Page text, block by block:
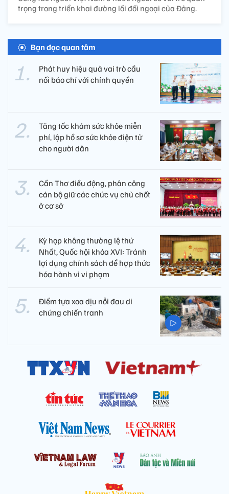
trọng trong triển khai đường lối đối ngoại của Đảng.
Bạn đọc quan tâm
Phát huy hiệu quả vai trò cầu
nối báo chí với chính quyền
Tăng tốc khám sức khỏe miễn
phí, lập hồ sơ sức khỏe điện tử
cho người dân
Cần Thơ điều động, phân công
cán bộ giữ các chức vụ chủ chốt
ở cơ sở
Kỳ họp không thường lệ thứ
Nhất, Quốc hội khóa XVI: Tránh
lợi dụng chính sách để hợp thức
hóa hành vi vi phạm
Điểm tựa xoa dịu nỗi đau di
chứng chiến tranh